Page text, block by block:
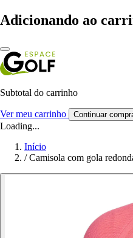
Adicionando ao
Subtotal do carrinho
Ver meu carrinho Continuar
Loading...
Início
/ Camisola com gola